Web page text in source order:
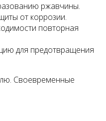
ржавчины.
от коррозии.
повторная
для предотвращения
Своевременные